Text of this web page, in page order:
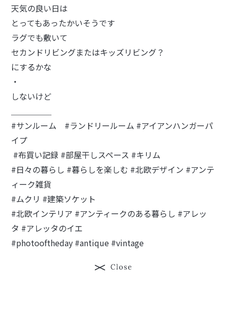
天気の良い日は
とってもあったかいそうです
ラグでも敷いて
セカンドリビングまたはキッズリビング？
にするかな
・
しないけど
#サンルーム
#ランドリールーム #アイアンハンガーパ
イプ
#布買い記録 #部屋干しスペース #キリム
#日々の暮らし #暮らしを楽しむ #北欧デザイン #アンテ
ィーク雑貨
#ムクリ #建築ソケット
#北欧インテリア #アンティークのある暮らし #アレッ
タ #アレッタのイエ
#photooftheday #antique #vintage